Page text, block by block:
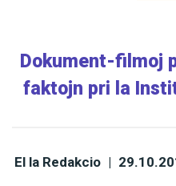
Dokument-filmoj
faktojn pri la
El la Redakcio |